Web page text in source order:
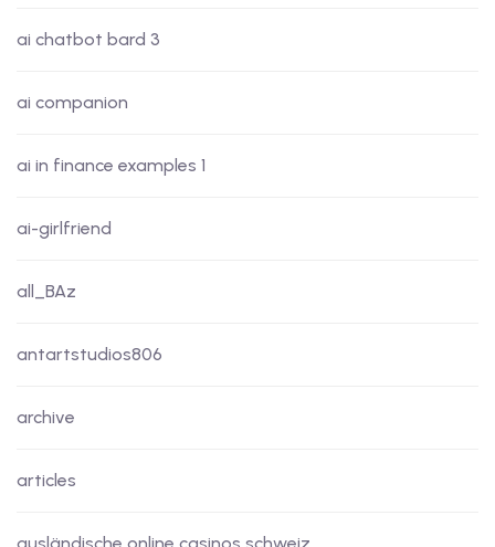
ai chatbot bard 3
ai companion
ai in finance examples 1
ai-girlfriend
all_BAz
antartstudios806
archive
articles